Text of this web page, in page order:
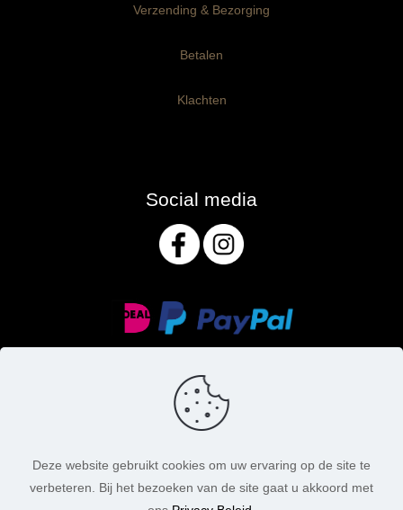
Verzending & Bezorging
Betalen
Klachten
Social media
© MasoniteArt. Alle rechten voorbehouden. 2026 |
Deze website gebruikt cookies om uw ervaring op de site te
verbeteren. Bij het bezoeken van de site gaat u akkoord met